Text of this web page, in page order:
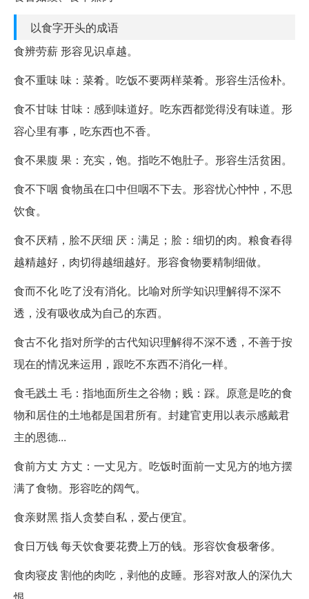
以食字开头的成语
食辨劳薪 形容见识卓越。
食不重味 味：菜肴。吃饭不要两样菜肴。形容生活俭朴。
食不甘味 甘味：感到味道好。吃东西都觉得没有味道。形
容心里有事，吃东西也不香。
食不果腹 果：充实，饱。指吃不饱肚子。形容生活贫困。
食不下咽 食物虽在口中但咽不下去。形容忧心忡忡，不思
饮食。
食不厌精，脍不厌细 厌：满足；脍：细切的肉。粮食舂得
越精越好，肉切得越细越好。形容食物要精制细做。
食而不化 吃了没有消化。比喻对所学知识理解得不深不
透，没有吸收成为自己的东西。
食古不化 指对所学的古代知识理解得不深不透，不善于按
现在的情况来运用，跟吃不东西不消化一样。
食毛践土 毛：指地面所生之谷物；贱：踩。原意是吃的食
物和居住的土地都是国君所有。封建官吏用以表示感戴君
主的恩德...
食前方丈 方丈：一丈见方。吃饭时面前一丈见方的地方摆
满了食物。形容吃的阔气。
食亲财黑 指人贪婪自私，爱占便宜。
食日万钱 每天饮食要花费上万的钱。形容饮食极奢侈。
食肉寝皮 割他的肉吃，剥他的皮睡。形容对敌人的深仇大